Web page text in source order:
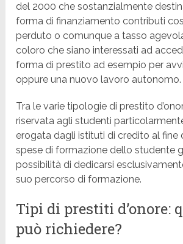
del 2000 che sostanzialmente
forma di finanziamento contributi
perduto o comunque a tasso
coloro che siano interessati ad
forma di prestito ad esempio per
oppure una nuovo lavoro autonomo.
Tra le varie tipologie di prestito
riservata agli studenti
erogata dagli istituti di credito al fine
spese di formazione dello studente
possibilità di dedicarsi
suo percorso di formazione.
Tipi di prestiti d’onore:
può richiedere?